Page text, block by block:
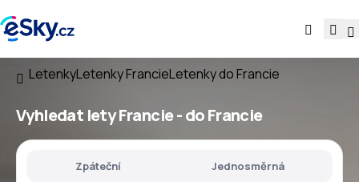
LetenkyLetenky FrancieLetenky do Francie
Vyhledat letyFrancie - do Francie
Zpáteční Jednosměrná